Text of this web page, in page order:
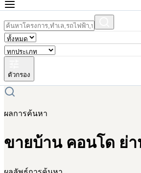
ตัวกรอง
ผลการค้นหา
ขายบ้าน คอนโด ย่